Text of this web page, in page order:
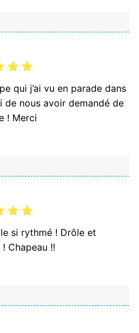
qui j’ai vu en parade dans
de nous avoir demandé de
! Merci
si rythmé ! Drôle et
Chapeau !!